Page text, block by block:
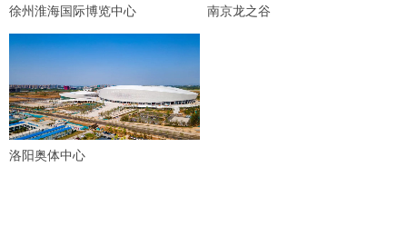
联系我们
徐州淮海国际博览中心 南京龙之谷
洛阳奥体中心